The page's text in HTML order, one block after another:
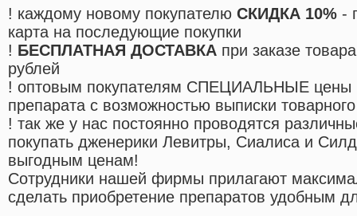
! каждому новому покупателю СКИДКА 10% -
карта на последующие покупки
! БЕСПЛАТНАЯ ДОСТАВКА при заказе
рублей
! оптовым покупателям СПЕЦИАЛЬНЫЕ цены
препарата с возможностью выписки
! так же у нас постоянно проводятся
покупать дженерики Левитры, Сиалиса и
выгодным ценам!
Cотрудники нашей фирмы прилагают
сделать приобретение препаратов удобным